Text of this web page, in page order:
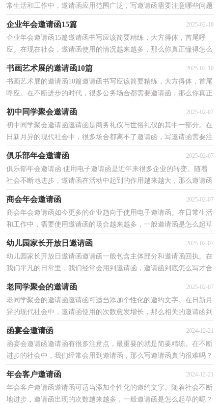
常生活和工作中，邀请函应用范围广泛，写邀请函需要注意哪些问题
企业年会邀请函15篇 2025-02-10
企业年会邀请函15篇邀请函书写应该简要精练，大方得体，首尾呼
应。在现在社会，邀请函使用的情况越来越多，那么你真正懂得怎么
书画艺术展的邀请函10篇 2025-02-10
书画艺术展的邀请函10篇邀请函书写应该简要精练，大方得体，首尾
呼应。在不断进步的时代，很多公务场合都需要邀请函，那么你真正
初中同学聚会邀请函 2025-02-07
初中同学聚会邀请函邀请函是商务礼仪与世俗礼仪的其中一部分。在
日新月异的现代社会中，很多场合都离不了邀请函，写邀请函需要注
俱乐部年会邀请函 2025-02-07
俱乐部年会邀请函 使用电子邀请函是近年来很多企业的转变。随着
社会不断地进步，邀请函在活动中起到的作用越来越大，那么邀请函
商会年会邀请函 2025-02-07
商会年会邀请函如今更多的企业趋向于使用电子邀请函。在日常生活
和工作中，需要使用邀请函的场合越来越多，一般邀请函是怎么起草
幼儿园家长开放日邀请函 2025-02-07
幼儿园家长开放日邀请函邀请函一般包含主体部分和邀请函回执。在
我们平凡的日常里，我们经常会用到邀请函，邀请函到底怎么写才合
老同学聚会的邀请函 2025-02-07
老同学聚会的邀请函邀请函可适当添加个性化的邀约文字。在日新月
异的现代社会中，邀请函使用的次数愈发增长，那么相关的邀请函到
函宴会邀请函 2024-12-21
函宴会邀请函邀请函有很多注意点，最重要的就是简要精练。在不断
进步的社会中，我们经常会用到邀请函，那么写邀请函真的很难吗？
年会客户邀请函 2024-12-21
年会客户邀请函邀请函可适当添加个性化的邀约文字。随着社会不断
地进步，邀请函出现的次数越来越多，一般邀请函是怎么起草的呢？